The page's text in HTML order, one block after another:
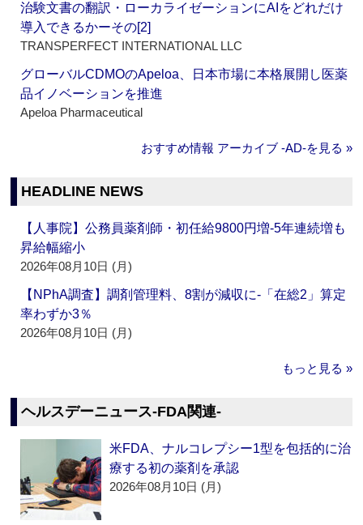
治験文書の翻訳・ローカライゼーションにAIをどれだけ
導入できるかーその[2]
TRANSPERFECT INTERNATIONAL LLC
グローバルCDMOのApeloa、日本市場に本格展開し医薬
品イノベーションを推進
Apeloa Pharmaceutical
おすすめ情報 アーカイブ ‐AD‐を見る »
HEADLINE NEWS
【人事院】公務員薬剤師・初任給9800円増‐5年連続増も
昇給幅縮小
2026年08月10日 (月)
【NPhA調査】調剤管理料、8割が減収に‐「在総2」算定
率わずか3％
2026年08月10日 (月)
もっと見る »
ヘルスデーニュース‐FDA関連‐
米FDA、ナルコレプシー1型を包括的に治
療する初の薬剤を承認
2026年08月10日 (月)